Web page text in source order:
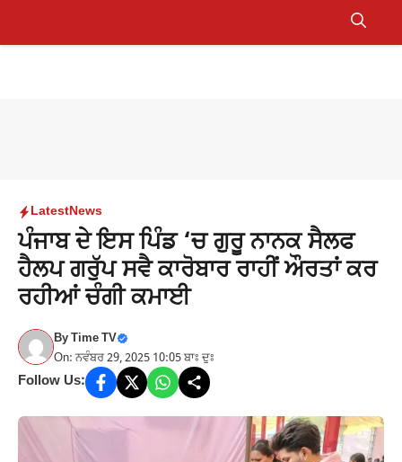
Menu
LatestNews
ਪੰਜਾਬ ਦੇ ਇਸ ਪਿੰਡ ‘ਚ ਗੁਰੂ ਨਾਨਕ ਸੈਲਫ
ਹੈਲਪ ਗਰੁੱਪ ਸਵੈ ਕਾਰੋਬਾਰ ਰਾਹੀਂ ਔਰਤਾਂ ਕਰ
ਰਹੀਆਂ ਚੰਗੀ ਕਮਾਈ
ByTime TV
On: ਨਵੰਬਰ 29, 2025 10:05 ਬਾਃ ਦੁਃ
Follow Us: